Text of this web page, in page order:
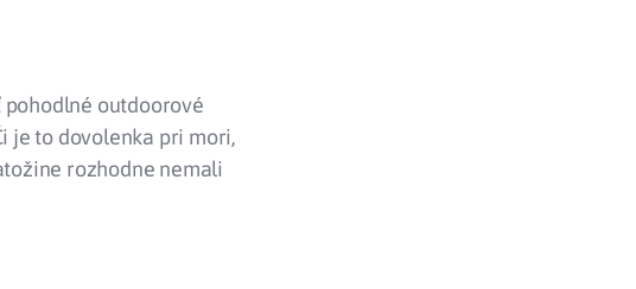
pohodlné outdoorové
je to dovolenka pri mori,
rozhodne nemali